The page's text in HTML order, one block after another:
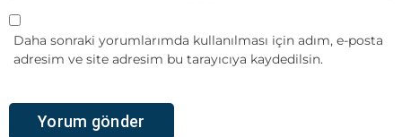
Daha sonraki yorumlarımda kullanılması için adım, e-posta
adresim ve site adresim bu tarayıcıya kaydedilsin.